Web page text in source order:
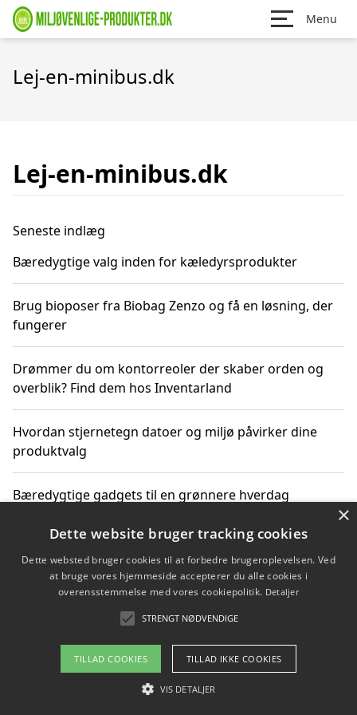
Menu
Lej-en-minibus.dk
Lej-en-minibus.dk
Seneste indlæg
Bæredygtige valg inden for kæledyrsprodukter
Brug bioposer fra Biobag Zenzo og få en løsning, der
fungerer
Drømmer du om kontorreoler der skaber orden og
overblik? Find dem hos Inventarland
Hvordan stjernetegn datoer og miljø påvirker dine
produktvalg
Bæredygtige gadgets til en grønnere hverdag
Copyright 2026 - Pilanto Aps
Om / kontakt
Blog Betingelser
×
Dette website bruger tracking cookies
Dette websted bruger cookies til at forbedre brugeroplevelsen. Ved
at bruge vores hjemmeside accepterer du alle cookies i
overensstemmelse med vores cookiepolitik. Detaljer
STRENGT NØDVENDIGE
TILLAD COOKIES TILLAD IKKE COOKIES
VIS DETALJER